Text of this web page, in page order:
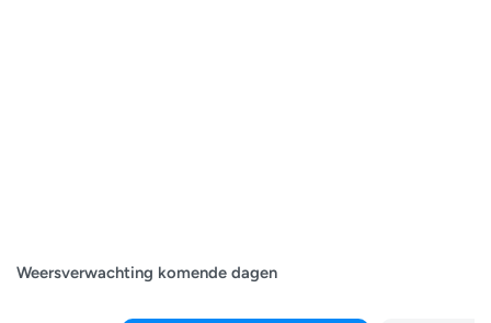
Weersverwachting komende dagen